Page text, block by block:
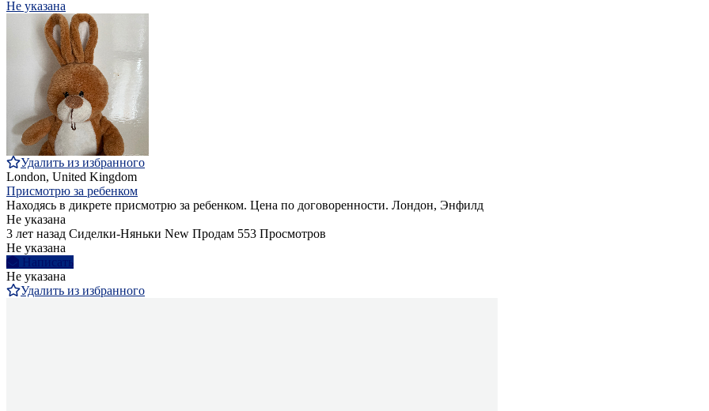
Не указана
Удалить из избранного
London, United Kingdom
Присмотрю за ребенком
Находясь в дикрете присмотрю за ребенком. Цена по договоренности. Лондон, Энфилд
Не указана
3 лет назад Сиделки-Няньки New Продам 553 Просмотров
Не указана
Написать
Не указана
Удалить из избранного